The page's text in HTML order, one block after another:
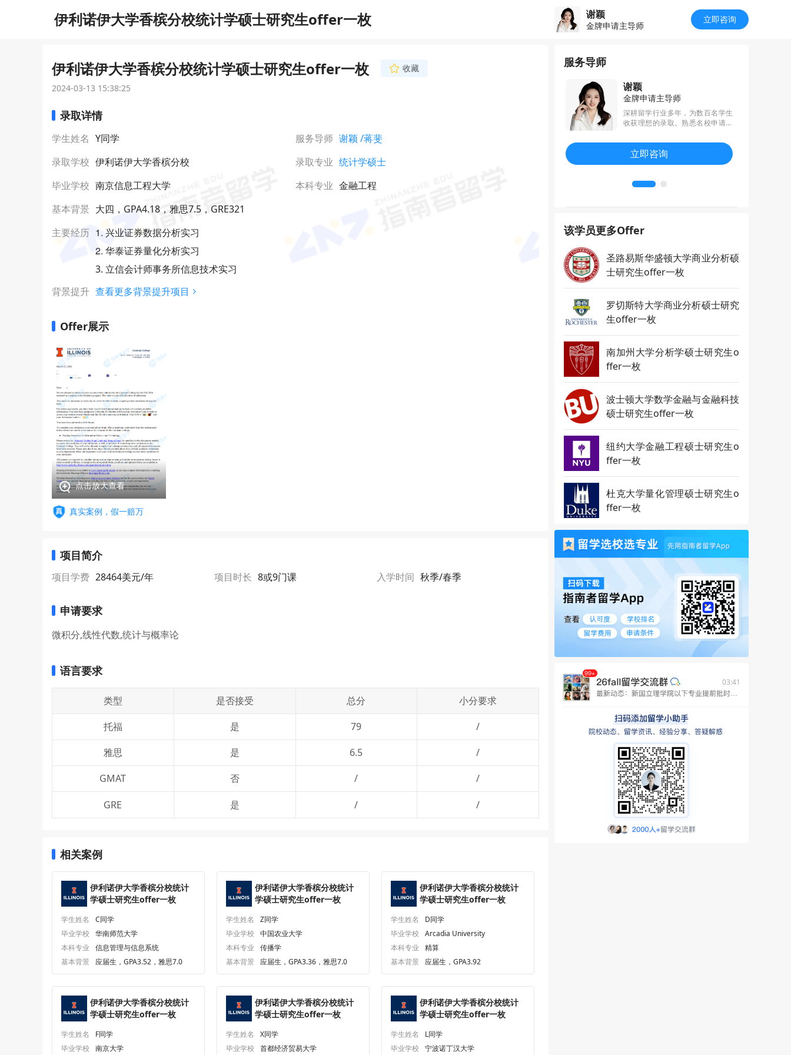
伊利诺伊大学香槟分校统计学硕士研究生offer一枚 谢颖
金牌申请主导师
立即咨询
伊利诺伊大学香槟分校统计学硕士研究生offer一枚
收藏
2024-03-13 15:38:25
录取详情
学生姓名 Y同学 服务导师 谢颖 /蒋斐
录取学校 伊利诺伊大学香槟分校 录取专业 统计学硕士
毕业学校 南京信息工程大学 本科专业 金融工程
基本背景 大四，GPA4.18，雅思7.5，GRE321
主要经历 1. 兴业证券数据分析实习
2. 华泰证券量化分析实习
3. 立信会计师事务所信息技术实习
背景提升 查看更多背景提升项目
Offer展示
点击放大查看
真实案例，假一赔万
项目简介
项目学费 28464美元/年 项目时长 8或9门课 入学时间 秋季/春季
申请要求
微积分,线性代数,统计与概率论
语言要求
类型 是否接受 总分
小分要求
托福
是 79
/
雅思
是 6.5
/
GMAT
否 / /
GRE 是 / /
相关案例
伊利诺伊大学香槟分校统计
学硕士研究生offer一枚
学生姓名
C同学
毕业学校
华南师范大学
本科专业
信息管理与信息系统
基本背景
应届生，GPA3.52，雅思7.0
伊利诺伊大学香槟分校统计
学硕士研究生offer一枚
学生姓名
Z同学
毕业学校
中国农业大学
本科专业
传播学
基本背景
应届生，GPA3.36，雅思7.0
伊利诺伊大学香槟分校统计
学硕士研究生offer一枚
学生姓名
D同学
毕业学校
Arcadia University
本科专业
精算
基本背景
应届生，GPA3.92
伊利诺伊大学香槟分校统计
学硕士研究生offer一枚
学生姓名
F同学
毕业学校
南京大学
伊利诺伊大学香槟分校统计
学硕士研究生offer一枚
学生姓名
X同学
毕业学校
首都经济贸易大学
伊利诺伊大学香槟分校统计
学硕士研究生offer一枚
学生姓名
L同学
毕业学校
宁波诺丁汉大学
服务导师
谢颖
金牌申请主导师
深耕留学行业多年，为数百名学生
收获理想的录取。熟悉名校申请要
申请材料完善。斩获宾大、JHU、
杜克、哥大、康奈尔等美国TOP院
校，以及港新英主流留学地区剑
立即咨询
该学员更多Offer
圣路易斯华盛顿大学商业分析硕
士研究生offer一枚
罗切斯特大学商业分析硕士研究
生offer一枚
南加州大学分析学硕士研究生o
ffer一枚
波士顿大学数学金融与金融科技
硕士研究生offer一枚
纽约大学金融工程硕士研究生o
ffer一枚
杜克大学量化管理硕士研究生o
ffer一枚
03:41